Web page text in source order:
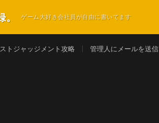
ゲーム大好き会社員が自由に書いてます
トジャッジメント攻略 管理人にメールを送信